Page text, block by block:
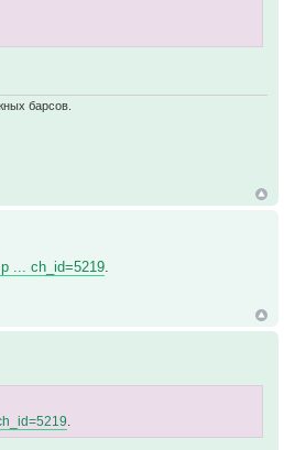
барсов.
... ch_id=5219.
.